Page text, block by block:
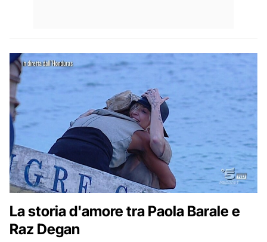
La storia d'amore tra Paola Barale e
Raz Degan